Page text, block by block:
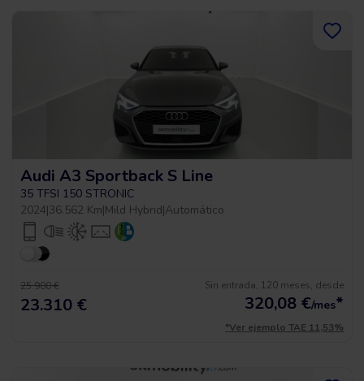
Audi A3 Sportback S Line
35 TFSI 150 STRONIC
2024|36.562 Km|Mild Hybrid|Automático
25.900 €
23.310 €
Sin entrada, 120 meses, desde
320,08 €/mes*
*Ver ejemplo TAE 11,53%